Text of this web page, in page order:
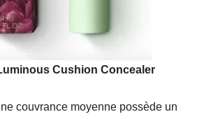
Cushion Concealer
couvrance moyenne possède un